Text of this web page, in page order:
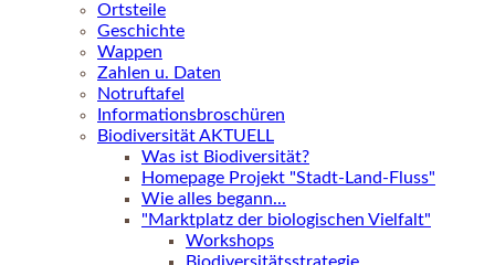
Ortsteile
Geschichte
Wappen
Zahlen u. Daten
Notruftafel
Informationsbroschüren
Biodiversität AKTUELL
Was ist Biodiversität?
Homepage Projekt "Stadt-Land-Fluss"
Wie alles begann...
"Marktplatz der biologischen Vielfalt"
Workshops